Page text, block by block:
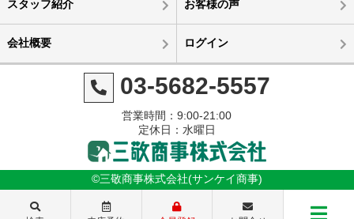
スタッフ紹介 お客様の声
会社概要 ログイン
03-5682-5557
営業時間：9:00-21:00
定休日：水曜日
©三敬商事株式会社(サンケイ商事)